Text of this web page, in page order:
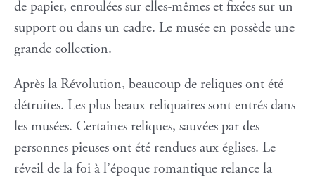
de papier, enroulées sur elles-mêmes et fixées sur un
support ou dans un cadre. Le musée en possède une
grande collection.
Après la Révolution, beaucoup de reliques ont été
détruites. Les plus beaux reliquaires sont entrés dans
les musées. Certaines reliques, sauvées par des
personnes pieuses ont été rendues aux églises. Le
réveil de la foi à l’époque romantique relance la